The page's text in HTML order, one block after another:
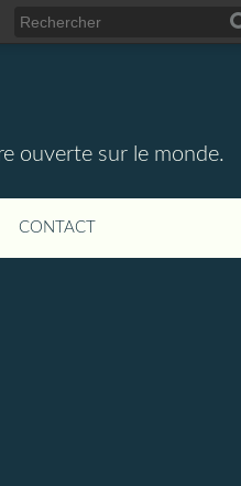
ouverte sur le monde.
CONTACT